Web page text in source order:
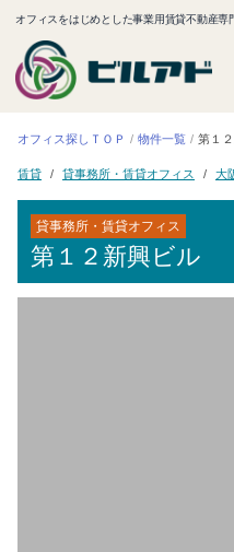
オフィスをはじめとした事業用賃貸不動産専
オフィス探しＴＯＰ 物件一覧 第１
賃貸 貸事務所・賃貸オフィス 大
貸事務所・賃貸オフィス
第１２新興ビル